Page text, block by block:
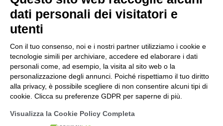
dati personali dei visitatori e
utenti
Con il tuo consenso, noi e i nostri partner utilizziamo i cookie e
tecnologie simili per archiviare, accedere ed elaborare i dati
personali come, ad esempio, la visita al sito web o la
personalizzazione degli annunci. Poiché rispettiamo il tuo diritto
alla privacy, è possibile scegliere di non consentire alcuni tipi di
cookie. Clicca su preferenze GDPR per saperne di più.
Visualizza la Cookie Policy Completa